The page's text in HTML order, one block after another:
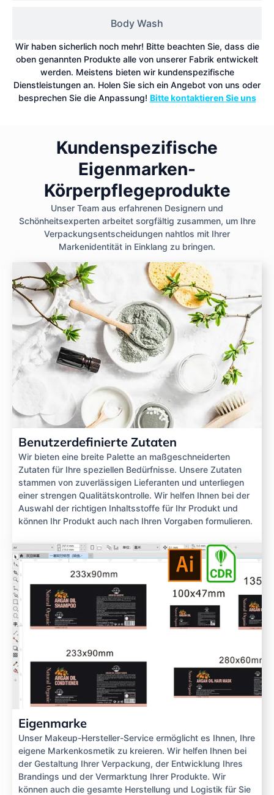
Body Wash
Wir haben sicherlich noch mehr! Bitte beachten Sie, dass die
oben genannten Produkte alle von unserer Fabrik entwickelt
werden. Meistens bieten wir kundenspezifische
Dienstleistungen an. Holen Sie sich ein Angebot von uns oder
besprechen Sie die Anpassung! Bitte kontaktieren Sie uns
Kundenspezifische
Eigenmarken-
Körperpflegeprodukte
Unser Team aus erfahrenen Designern und
Schönheitsexperten arbeitet sorgfältig zusammen, um Ihre
Verpackungsentscheidungen nahtlos mit Ihrer
Markenidentität in Einklang zu bringen.
Benutzerdefinierte Zutaten
Wir bieten eine breite Palette an maßgeschneiderten
Zutaten für Ihre speziellen Bedürfnisse. Unsere Zutaten
stammen von zuverlässigen Lieferanten und unterliegen
einer strengen Qualitätskontrolle. Wir helfen Ihnen bei der
Auswahl der richtigen Inhaltsstoffe für Ihr Produkt und
können Ihr Produkt auch nach Ihren Vorgaben formulieren.
Eigenmarke
Unser Makeup-Hersteller-Service ermöglicht es Ihnen, Ihre
eigene Markenkosmetik zu kreieren. Wir helfen Ihnen bei
der Gestaltung Ihrer Verpackung, der Entwicklung Ihres
Brandings und der Vermarktung Ihrer Produkte. Wir
können auch die gesamte Herstellung und Logistik für Sie